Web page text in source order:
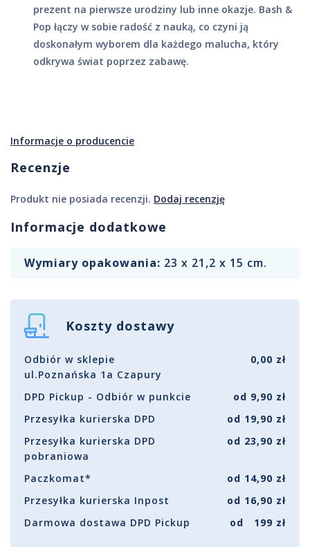
prezent na pierwsze urodziny lub inne okazje. Bash &
Pop łączy w sobie radość z nauką, co czyni ją
doskonałym wyborem dla każdego malucha, który
odkrywa świat poprzez zabawę.
Informacje o producencie
Recenzje
Produkt nie posiada recenzji. Dodaj recenzję
Informacje dodatkowe
Wymiary opakowania: 23 x 21,2 x 15 cm.
Koszty dostawy
Odbiór w sklepie
ul.Poznańska 1a Czapury
0,00 zł
DPD Pickup - Odbiór w punkcie
od 9,90 zł
Przesyłka kurierska DPD
od 19,90 zł
Przesyłka kurierska DPD
pobraniowa
od 23,90 zł
Paczkomat*
od 14,90 zł
Przesyłka kurierska Inpost
od 16,90 zł
Darmowa dostawa DPD Pickup
od 199 zł